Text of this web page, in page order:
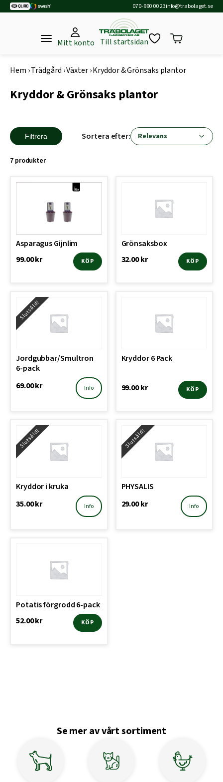
070-990 00 23info@trabolaget.se
Mitt konto Till startsidan
Hem ›Trädgård ›Växter›Kryddor & Grönsaks plantor
Kryddor & Grönsaks plantor
Filtrera Sortera efter:
7 produkter
Asparagus Gijnlim
99.00kr KÖP
Grönsaksbox
32.00kr KÖP
Slutsåld!
Jordgubbar/Smultron
6-pack
69.00kr Info
Kryddor 6 Pack
99.00kr KÖP
Slutsåld!
Kryddor i kruka
35.00kr Info
Slutsåld!
PHYSALIS
29.00kr Info
Potatis förgrodd 6-pack
52.00kr KÖP
Se mer av vårt sortiment